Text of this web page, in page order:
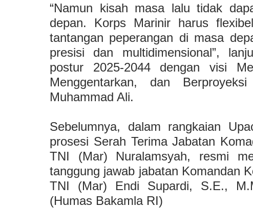
“Namun kisah masa lalu tidak
depan. Korps Marinir harus
tantangan peperangan di masa
presisi dan multidimensional”,
postur 2025-2044 dengan visi
Menggentarkan, dan
Muhammad Ali.
Sebelumnya, dalam rangkaian
prosesi Serah Terima Jabatan
TNI (Mar) Nuralamsyah, resmi
tanggung jawab jabatan Komandan
TNI (Mar) Endi Supardi, S.E.,
(Humas Bakamla RI)